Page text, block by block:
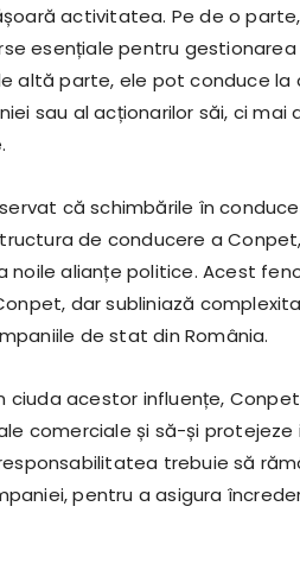
activitatea. Pe de o
esențiale pentru
altă parte, ele pot conduce la
sau al acționarilor săi, ci mai
că schimbările în
de conducere a
noile alianțe politice. Acest
dar subliniază
de stat din România.
ciuda acestor influențe,
comerciale și să-și
trebuie să
pentru a asigura